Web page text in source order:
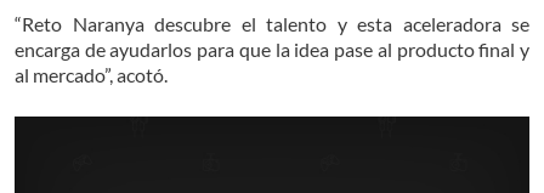
“Reto Naranya descubre el talento y esta aceleradora se
encarga de ayudarlos para que la idea pase al producto final y
al mercado”, acotó.